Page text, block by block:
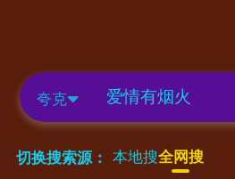
夸克
切换搜索源： 本地搜全网搜